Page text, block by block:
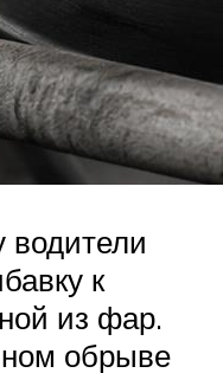
к
из фар.
обрыве